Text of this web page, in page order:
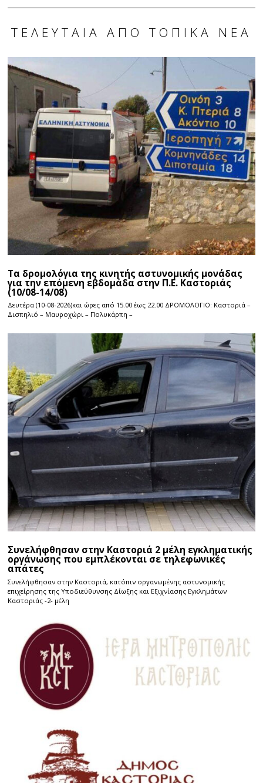
ΤΕΛΕΥΤΑΊΑ ΑΠΌ ΤΟΠΙΚΆ ΝΈΑ
Τα δρομολόγια της κινητής αστυνομικής μονάδας
για την επόμενη εβδομάδα στην Π.Ε. Καστοριάς
(10/08-14/08)
Δευτέρα (10-08-2026)και ώρες από 15.00 έως 22.00 ΔΡΟΜΟΛΟΓΙΟ: Καστοριά –
Δισπηλιό – Μαυροχώρι – Πολυκάρπη –
Συνελήφθησαν στην Καστοριά 2 μέλη εγκληματικής
οργάνωσης που εμπλέκονται σε τηλεφωνικές
απάτες
Συνελήφθησαν στην Καστοριά, κατόπιν οργανωμένης αστυνομικής
επιχείρησης της Υποδιεύθυνσης Δίωξης και Εξιχνίασης Εγκλημάτων
Καστοριάς -2- μέλη